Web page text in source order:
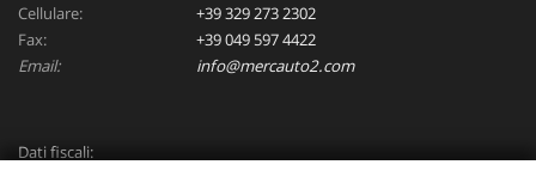
Cellulare:
+39 329 273 2302
Fax:
+39 049 597 4422
Email:
info@mercauto2.com
Dati fiscali: